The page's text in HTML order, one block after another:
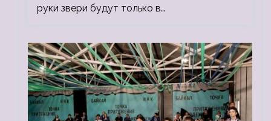
руки звери будут только в…